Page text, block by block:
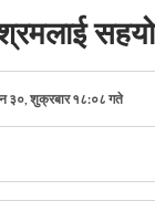
३०, शुक्रबार १८:०८ गते